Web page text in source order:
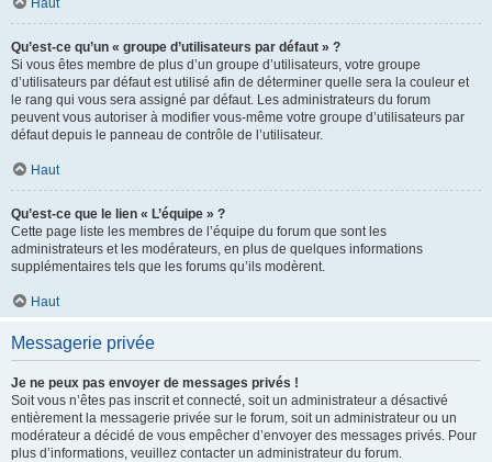
Haut
Qu’est-ce qu’un « groupe d’utilisateurs par défaut » ?
Si vous êtes membre de plus d’un groupe d’utilisateurs, votre groupe
d’utilisateurs par défaut est utilisé afin de déterminer quelle sera la couleur et
le rang qui vous sera assigné par défaut. Les administrateurs du forum
peuvent vous autoriser à modifier vous-même votre groupe d’utilisateurs par
défaut depuis le panneau de contrôle de l’utilisateur.
Haut
Qu’est-ce que le lien « L’équipe » ?
Cette page liste les membres de l’équipe du forum que sont les
administrateurs et les modérateurs, en plus de quelques informations
supplémentaires tels que les forums qu’ils modèrent.
Haut
Messagerie privée
Je ne peux pas envoyer de messages privés !
Soit vous n’êtes pas inscrit et connecté, soit un administrateur a désactivé
entièrement la messagerie privée sur le forum, soit un administrateur ou un
modérateur a décidé de vous empêcher d’envoyer des messages privés. Pour
plus d’informations, veuillez contacter un administrateur du forum.